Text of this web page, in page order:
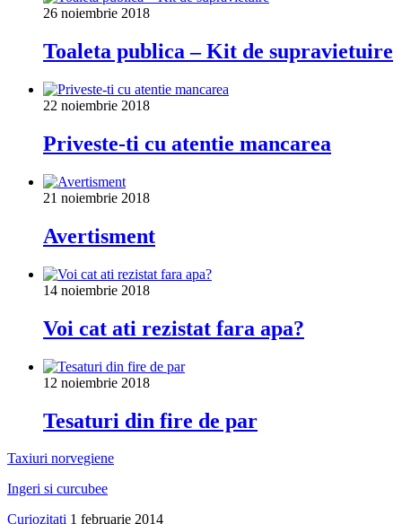
26 noiembrie 2018
Toaleta publica – Kit de supravietuire
22 noiembrie 2018
Priveste-ti cu atentie mancarea
21 noiembrie 2018
Avertisment
14 noiembrie 2018
Voi cat ati rezistat fara apa?
12 noiembrie 2018
Tesaturi din fire de par
Taxiuri norvegiene
Ingeri si curcubee
Curiozitati 1 februarie 2014